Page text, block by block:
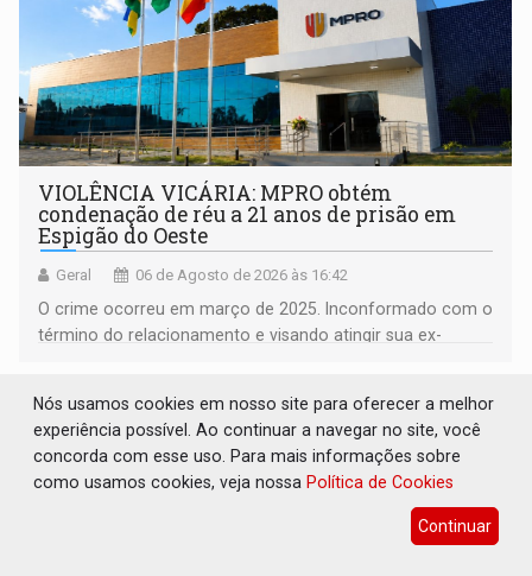
VIOLÊNCIA VICÁRIA: MPRO obtém
condenação de réu a 21 anos de prisão em
Espigão do Oeste
Geral 06 de Agosto de 2026 às 16:42
O crime ocorreu em março de 2025. Inconformado com o
término do relacionamento e visando atingir sua ex-
Nós usamos cookies em nosso site para oferecer a melhor
experiência possível. Ao continuar a navegar no site, você
concorda com esse uso. Para mais informações sobre
como usamos cookies, veja nossa Política de Cookies
Continuar